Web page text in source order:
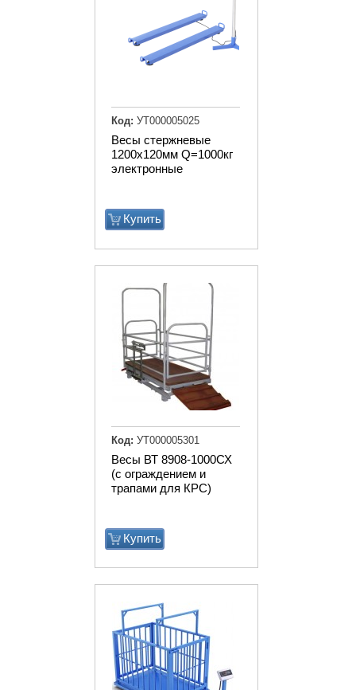
Весы стержневые
1200х120мм Q=1000кг
электронные
Купить
Код: УТ000005025
Весы ВТ 8908-1000СХ
(с ограждением и
трапами для КРС)
Купить
Код: УТ000005301